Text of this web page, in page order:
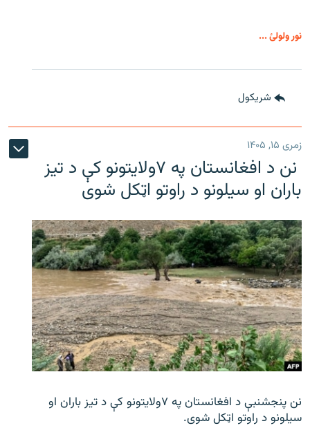
نور ولولئ ...
شريکول
زمری ۱۵, ۱۴۰۵
نن د افغانستان په ۷ولایتونو کې د تیز
باران او سیلونو د راوتو اټکل شوی
نن پنجشنبې د افغانستان په ۷ولایتونو کې د تیز باران او
سیلونو د راوتو اټکل شوی.